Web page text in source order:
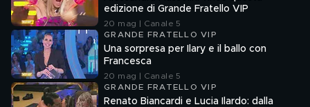
edizione di Grande Fratello VIP
20 mag | Canale 5
GRANDE FRATELLO VIP
Una sorpresa per Ilary e il ballo con
Francesca
20 mag | Canale 5
GRANDE FRATELLO VIP
Renato Biancardi e Lucia Ilardo: dalla